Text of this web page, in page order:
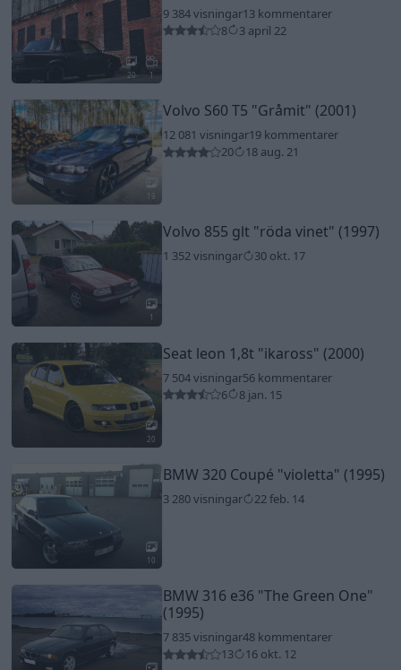
20 1
9 384 visningar13 kommentarer
8
3 april 22
19
Volvo S60 T5 "Gråmit" (2001)
12 081 visningar19 kommentarer
20
18 aug. 21
1
Volvo 855 glt "röda vinet" (1997)
1 352 visningar 30 okt. 17
20
Seat leon 1,8t "ikaross" (2000)
7 504 visningar56 kommentarer
6
8 jan. 15
10
BMW 320 Coupé "violetta" (1995)
3 280 visningar 22 feb. 14
BMW 316 e36 "The Green One"
(1995)
7 835 visningar48 kommentarer
13
16 okt. 12